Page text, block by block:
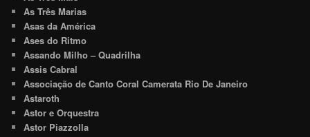
As Três Marias
Asas da América
Ases do Ritmo
Assando Milho – Quadrilha
Assis Cabral
Associação de Canto Coral Camerata Rio De Janeiro
Astaroth
Astor e Orquestra
Astor Piazzolla